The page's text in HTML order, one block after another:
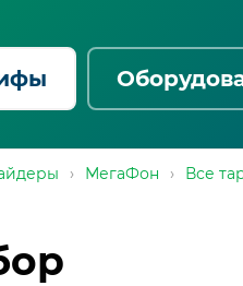
› МегаФон › Все